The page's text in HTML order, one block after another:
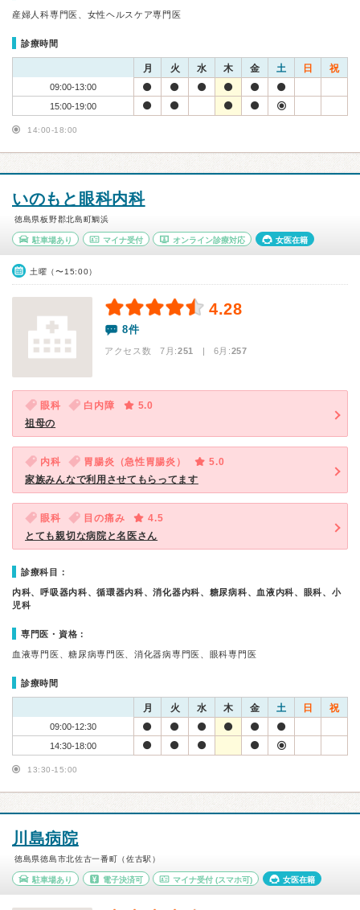
産婦人科専門医、女性ヘルスケア専門医
診療時間
月 火 水 木 金 土 日 祝
09:00-13:00
15:00-19:00
14:00-18:00
いのもと眼科内科
徳島県板野郡北島町鯛浜
駐車場あり マイナ受付 オンライン診療対応 女医在籍
土曜（〜15:00）
4.28
8件
アクセス数 7月:251 | 6月:257
眼科 白内障
5.0
祖母の
内科 胃腸炎（急性胃腸炎）
5.0
家族みんなで利用させてもらってます
眼科 目の痛み
4.5
とても親切な病院と名医さん
診療科目：
内科、呼吸器内科、循環器内科、消化器内科、糖尿病科、血液内科、眼科、小
児科
専門医・資格：
血液専門医、糖尿病専門医、消化器病専門医、眼科専門医
診療時間
月 火 水 木 金 土 日 祝
09:00-12:30
14:30-18:00
13:30-15:00
川島病院
徳島県徳島市北佐古一番町（佐古駅）
駐車場あり 電子決済可 マイナ受付 (スマホ可) 女医在籍